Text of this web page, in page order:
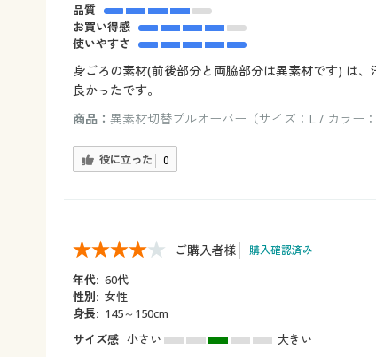
品質
お買い得感
使いやすさ
身ごろの素材(前後部分と両脇部分は異素材です) は
良かったです。
商品： 異素材切替プルオーバー（サイズ：L / カラー：
役に立った 0
ご購入者様 購入確認済み
年代: 60代
性別: 女性
身長: 145～150cm
サイズ感 小さい 大きい